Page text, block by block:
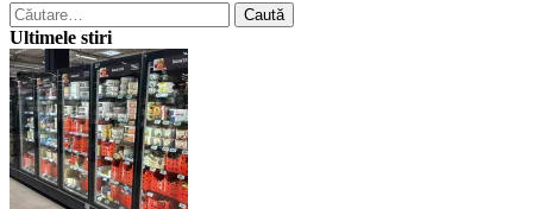
Caută
după:
Ultimele stiri